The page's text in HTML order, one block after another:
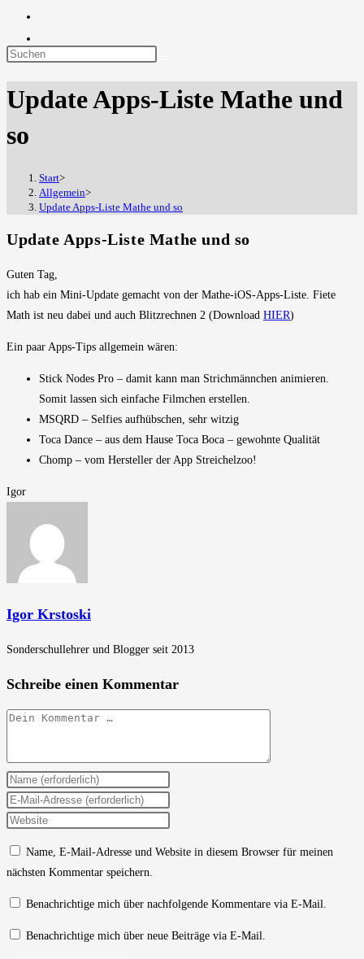
Diese
durchsuchen
Update Apps-Liste Mathe und
so
Start>
Allgemein>
Update Apps-Liste Mathe und so
Update Apps-Liste Mathe und so
Guten Tag,
ich hab ein Mini-Update gemacht von der Mathe-iOS-Apps-Liste. Fiete
Math ist neu dabei und auch Blitzrechnen 2 (Download HIER)
Ein paar Apps-Tips allgemein wären:
Stick Nodes Pro – damit kann man Strichmännchen animieren.
Somit lassen sich einfache Filmchen erstellen.
MSQRD – Selfies aufhübschen, sehr witzig
Toca Dance – aus dem Hause Toca Boca – gewohnte Qualität
Chomp – vom Hersteller der App Streichelzoo!
Igor
Igor Krstoski
Sonderschullehrer und Blogger seit 2013
Schreibe einen Kommentar
Kommentar
Gib
deinen
Namen
Benutzernamen
Kommentieren
Gib
deine
zum
ein
Gib
ein
Name, E-Mail-Adresse und Website in diesem Browser für meinen
nächsten Kommentar speichern.
Benachrichtige mich über nachfolgende Kommentare via E-Mail.
Benachrichtige mich über neue Beiträge via E-Mail.